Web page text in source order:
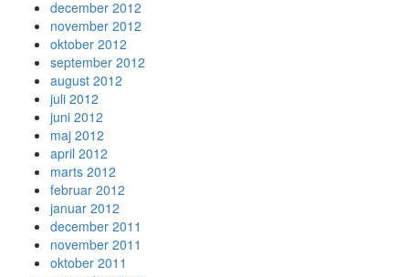
december 2012
november 2012
oktober 2012
september 2012
august 2012
juli 2012
juni 2012
maj 2012
april 2012
marts 2012
februar 2012
januar 2012
december 2011
november 2011
oktober 2011